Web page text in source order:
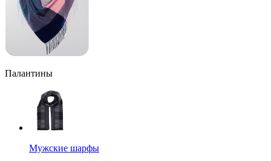
Палантины
Мужские шарфы